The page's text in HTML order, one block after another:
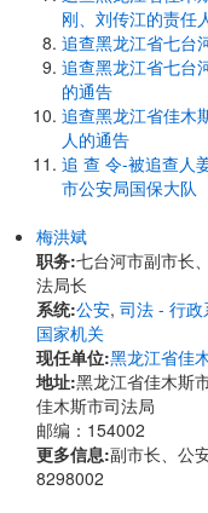
刚、刘传江的责任
追查黑龙江省七台
追查黑龙江省七台
的通告
追查黑龙江省佳木
人的通告
追 查 令-被追查人
市公安局国保大队
梅洪斌
职务:七台河市副市长
法局长
系统:公安, 司法 - 行政
国家机关
现任单位:黑龙江省佳
地址:黑龙江省佳木斯
佳木斯市司法局
邮编：154002
更多信息:副市长、公
8298002